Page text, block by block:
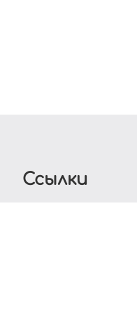
Ссылки